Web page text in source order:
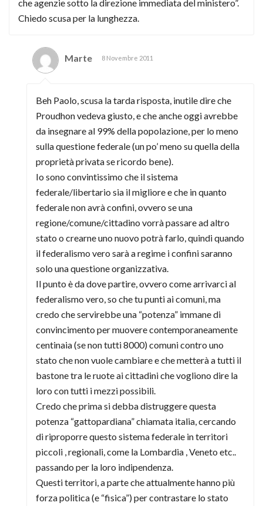
che agenzie sotto la direzione immediata del ministero”.
Chiedo scusa per la lunghezza.
Marte 8 Novembre 2011
Beh Paolo, scusa la tarda risposta, inutile dire che
Proudhon vedeva giusto, e che anche oggi avrebbe
da insegnare al 99% della popolazione, per lo meno
sulla questione federale (un po’ meno su quella della
proprietà privata se ricordo bene).
Io sono convintissimo che il sistema
federale/libertario sia il migliore e che in quanto
federale non avrà confini, ovvero se una
regione/comune/cittadino vorrà passare ad altro
stato o crearne uno nuovo potrà farlo, quindi quando
il federalismo vero sarà a regime i confini saranno
solo una questione organizzativa.
Il punto è da dove partire, ovvero come arrivarci al
federalismo vero, so che tu punti ai comuni, ma
credo che servirebbe una “potenza” immane di
convincimento per muovere contemporaneamente
centinaia (se non tutti 8000) comuni contro uno
stato che non vuole cambiare e che metterà a tutti il
bastone tra le ruote ai cittadini che vogliono dire la
loro con tutti i mezzi possibili.
Credo che prima si debba distruggere questa
potenza “gattopardiana” chiamata italia, cercando
di riproporre questo sistema federale in territori
piccoli , regionali, come la Lombardia , Veneto etc..
passando per la loro indipendenza.
Questi territori, a parte che attualmente hanno più
forza politica (e “fisica”) per contrastare lo stato